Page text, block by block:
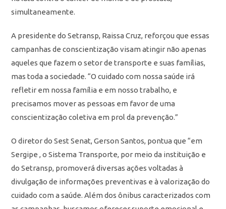
simultaneamente.
A presidente do Setransp, Raissa Cruz, reforçou que essas
campanhas de conscientização visam atingir não apenas
aqueles que fazem o setor de transporte e suas famílias,
mas toda a sociedade. “O cuidado com nossa saúde irá
refletir em nossa família e em nosso trabalho, e
precisamos mover as pessoas em favor de uma
conscientização coletiva em prol da prevenção.”
O diretor do Sest Senat, Gerson Santos, pontua que “em
Sergipe , o Sistema Transporte, por meio da instituição e
do Setransp, promoverá diversas ações voltadas à
divulgação de informações preventivas e à valorização do
cuidado com a saúde. Além dos ônibus caracterizados com